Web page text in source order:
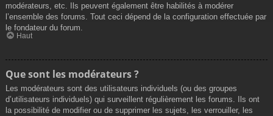
modérateurs, etc. Ils peuvent également être habilités à modérer
l’ensemble des forums. Tout ceci dépend de la configuration effectuée par
le fondateur du forum.
Haut
Que sont les modérateurs ?
Les modérateurs sont des utilisateurs individuels (ou des groupes
d’utilisateurs individuels) qui surveillent régulièrement les forums. Ils ont
la possibilité de modifier ou de supprimer les sujets, les verrouiller, les